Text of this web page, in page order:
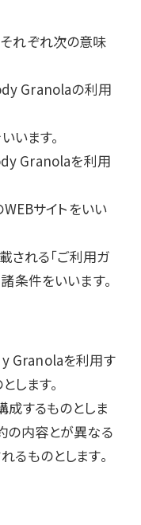
れぞれ次の意味
Granolaの利用
います。
Granolaを利用
WEBサイトをいい
載される「ご利用ガ
条件をいいます。
Granolaを利用す
します。
成するものとしま
の内容とが異なる
るものとします。